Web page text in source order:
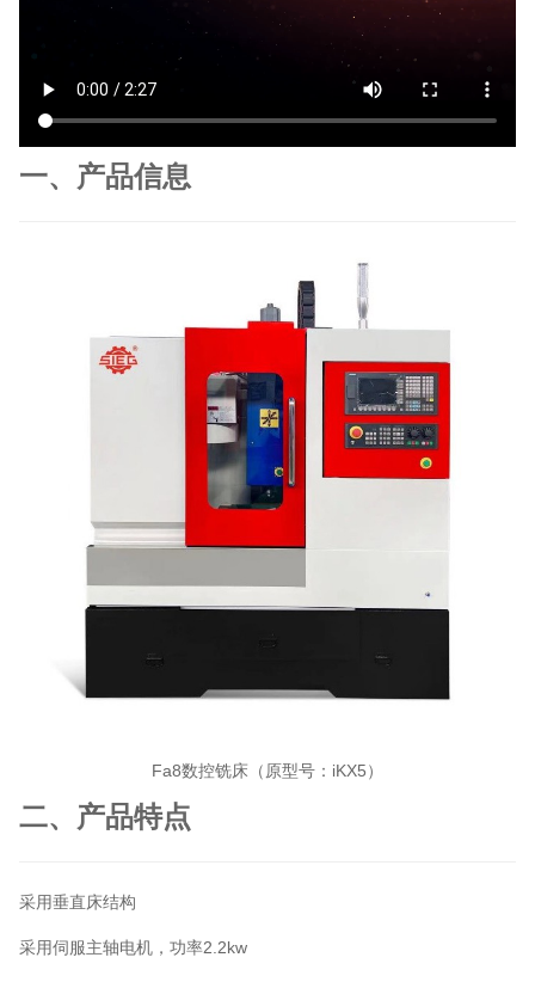
一、产品信息
Fa8数控铣床（原型号：iKX5）
二、产品特点
采用垂直床结构
采用伺服主轴电机，功率2.2kw